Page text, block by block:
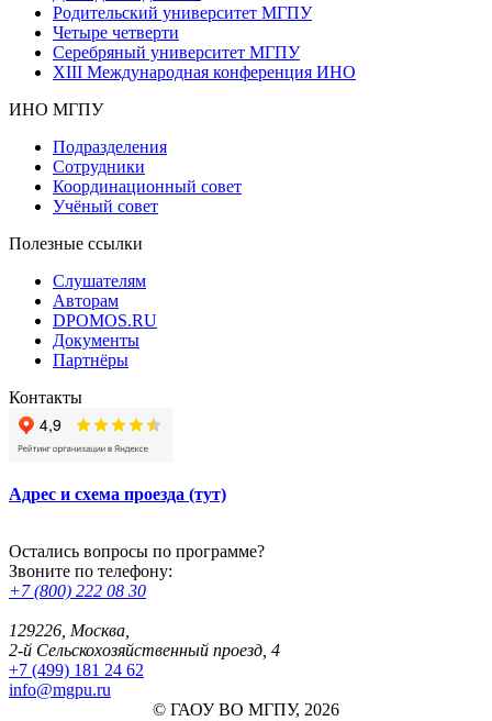
Родительский университет МГПУ
Четыре четверти
Серебряный университет МГПУ
XIII Международная конференция ИНО
ИНО МГПУ
Подразделения
Сотрудники
Координационный совет
Учёный совет
Полезные ссылки
Слушателям
Авторам
DPOMOS.RU
Документы
Партнёры
Контакты
Адрес и схема проезда (тут)
Остались вопросы по программе?
Звоните по телефону:
+7 (800) 222 08 30
129226, Москва,
2-й Сельскохозяйственный проезд, 4
+7 (499) 181 24 62
info@mgpu.ru
© ГАОУ ВО МГПУ, 2026